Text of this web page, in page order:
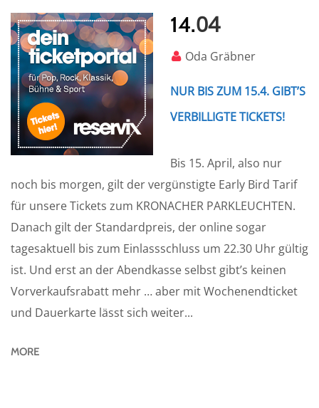
14.04
Oda Gräbner
NUR BIS ZUM 15.4. GIBT’S
VERBILLIGTE TICKETS!
Bis 15. April, also nur
noch bis morgen, gilt der vergünstigte Early Bird Tarif
für unsere Tickets zum KRONACHER PARKLEUCHTEN.
Danach gilt der Standardpreis, der online sogar
tagesaktuell bis zum Einlassschluss um 22.30 Uhr gültig
ist. Und erst an der Abendkasse selbst gibt’s keinen
Vorverkaufsrabatt mehr … aber mit Wochenendticket
und Dauerkarte lässt sich weiter...
MORE